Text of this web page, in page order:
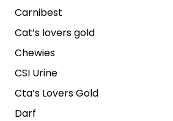
Carnibest
Cat’s lovers gold
Chewies
CSI Urine
Cta’s Lovers Gold
Darf